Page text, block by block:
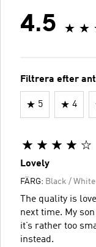
4.5
Filtrera efter
5 4
Lovely
FÄRG: Black / White
The quality is
next time. My son is 6years.
it’s rather too
instead.